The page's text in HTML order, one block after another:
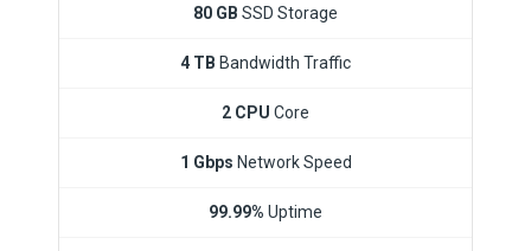
80 GB SSD Storage
4 TB Bandwidth Traffic
2 CPU Core
1 Gbps Network Speed
99.99% Uptime